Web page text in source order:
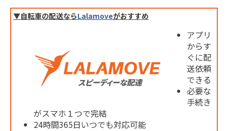
▼自転車の配送ならLalamoveがおすすめ
アプリ
からす
ぐに配
送依頼
できる
必要な
手続き
がスマホ１つで完結
24時間365日いつでも対応可能